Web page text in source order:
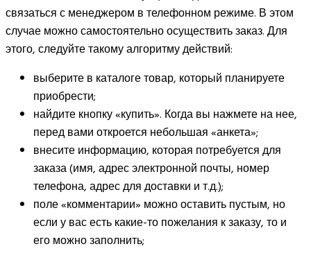
связаться с менеджером в телефонном режиме. В этом
случае можно самостоятельно осуществить заказ. Для
этого, следуйте такому алгоритму действий:
выберите в каталоге товар, который планируете
приобрести;
найдите кнопку «купить». Когда вы нажмете на нее,
перед вами откроется небольшая «анкета»;
внесите информацию, которая потребуется для
заказа (имя, адрес электронной почты, номер
телефона, адрес для доставки и т.д.);
поле «комментарии» можно оставить пустым, но
если у вас есть какие-то пожелания к заказу, то и
его можно заполнить;